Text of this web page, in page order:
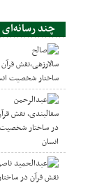
چند رسانه‌ای